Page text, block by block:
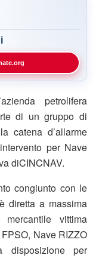
petrolifera
di un gruppo di
catena d’allarme
per Nave
diCINCNAV.
congiunto con le
diretta a massima
vittima
Nave RIZZO
per